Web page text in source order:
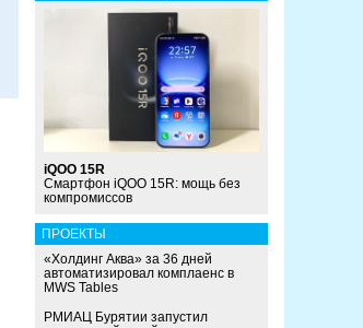
iQOO 15R
Смартфон iQOO 15R: мощь без
компромиссов
ПРОЕКТЫ
«Холдинг Аква» за 36 дней
автоматизировал комплаенс в
MWS Tables
РМИАЦ Бурятии запустил